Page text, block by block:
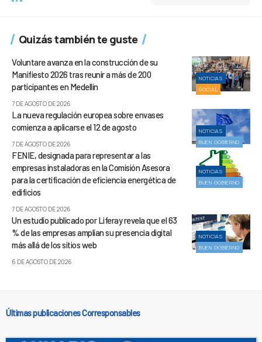
Quizás también te guste
NOTICIAS
SOCIAL
Voluntare avanza en la construcción de su
Manifiesto 2026 tras reunir a más de 200
participantes en Medellín
7 DE AGOSTO DE 2026
NOTICIAS
BUEN GOBIERNO
La nueva regulación europea sobre envases
comienza a aplicarse el 12 de agosto
7 DE AGOSTO DE 2026
NOTICIAS
BUEN GOBIERNO
FENIE, designada para representar a las
empresas instaladoras en la Comisión Asesora
para la certificación de eficiencia energética de
edificios
7 DE AGOSTO DE 2026
NOTICIAS
BUEN GOBIERNO
Un estudio publicado por Liferay revela que el 63
% de las empresas amplían su presencia digital
más allá de los sitios web
6 DE AGOSTO DE 2026
Últimas publicaciones Corresponsables